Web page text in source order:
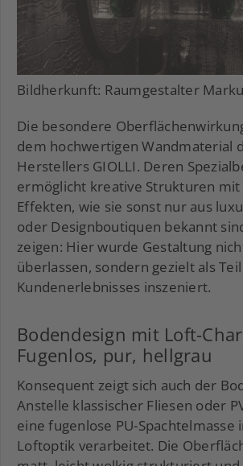
Bildherkunft: Raumgestalter
Die besondere
dem hochwertigen Wandmaterial
Herstellers GIOLLI. Deren
ermöglicht kreative Strukturen mit
Effekten, wie sie sonst nur aus
oder Designboutiquen bekannt
zeigen: Hier wurde Gestaltung
überlassen, sondern gezielt als
Kundenerlebnisses inszeniert.
Bodendesign mit Loft-
Fugenlos, pur, hellgrau
Konsequent zeigt sich auch der
Anstelle klassischer Fliesen oder
eine fugenlose PU-Spachtelmasse
Loftoptik verarbeitet. Die